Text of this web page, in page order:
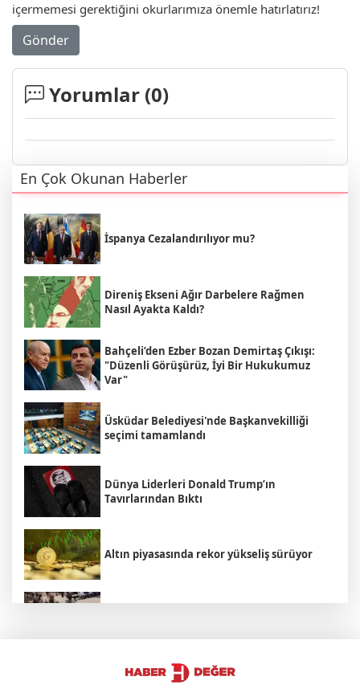
içermemesi gerektiğini okurlarımıza önemle hatırlatırız!
Gönder
Yorumlar (0)
En Çok Okunan Haberler
İspanya Cezalandırılıyor mu?
Direniş Ekseni Ağır Darbelere Rağmen
Nasıl Ayakta Kaldı?
Bahçeli’den Ezber Bozan Demirtaş Çıkışı:
"Düzenli Görüşürüz, İyi Bir Hukukumuz
Var"
Üsküdar Belediyesi'nde Başkanvekilliği
seçimi tamamlandı
Dünya Liderleri Donald Trump’ın
Tavırlarından Bıktı
Altın piyasasında rekor yükseliş sürüyor
İsrail Seçimleri Hakkında Bilmeniz Gereken